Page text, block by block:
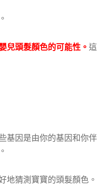
兒頭髮顏色的可能性。
基因是由你的基因和你
地猜測寶寶的頭髮顏色。